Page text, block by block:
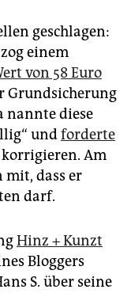
geschlagen:
einem
von 58 Euro
Grundsicherung
nannte diese
undforderte
korrigieren. Am
mit, dass er
darf.
Hinz + Kunzt
Bloggers
S. über seine